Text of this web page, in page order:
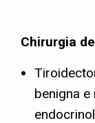
Chirurgia
benigna e